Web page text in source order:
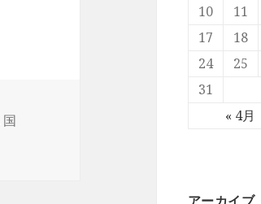
« 4月
10
11
17
18
24
25
31
国